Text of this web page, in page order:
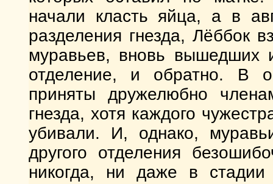
начали класть яйца, а в
разделения гнезда, Лёббок
муравьев, вновь вышедших
отделение, и обратно. В
приняты дружелюбно
гнезда, хотя каждого
убивали. И, однако,
другого отделения
никогда, ни даже в